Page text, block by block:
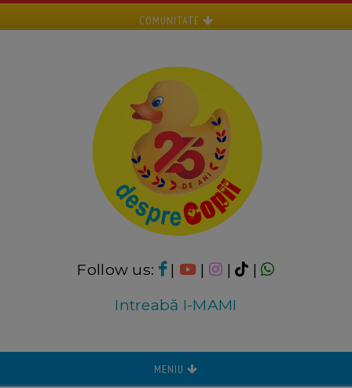
COMUNITATE
Follow us: | | |
|
Intreabă I-MAMI
MENIU